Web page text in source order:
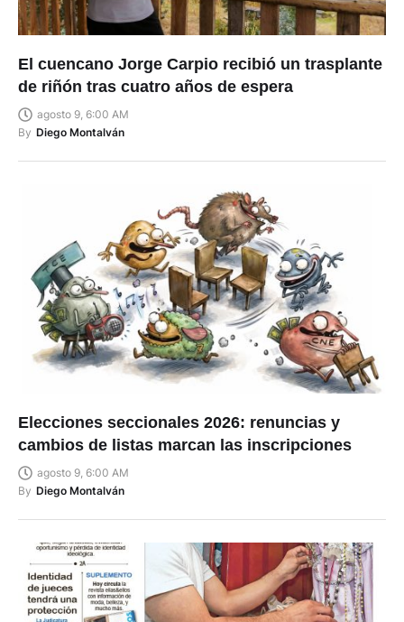
El cuencano Jorge Carpio recibió un trasplante
de riñón tras cuatro años de espera
agosto 9, 6:00 AM
By Diego Montalván
Elecciones seccionales 2026: renuncias y
cambios de listas marcan las inscripciones
agosto 9, 6:00 AM
By Diego Montalván